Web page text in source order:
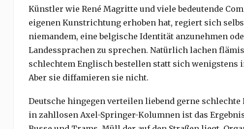
Künstler wie René Magritte und viele bedeutende
eigenen Kunstrichtung erhoben hat, regiert sich
niemandem, eine belgische Identität anzunehmen
Landessprachen zu sprechen. Natürlich lachen
schlechtem Englisch bestellen statt sich wenigstens
Aber sie diffamieren sie nicht.
Deutsche hingegen verteilen liebend gerne
in zahllosen Axel-Springer-Kolumnen ist das